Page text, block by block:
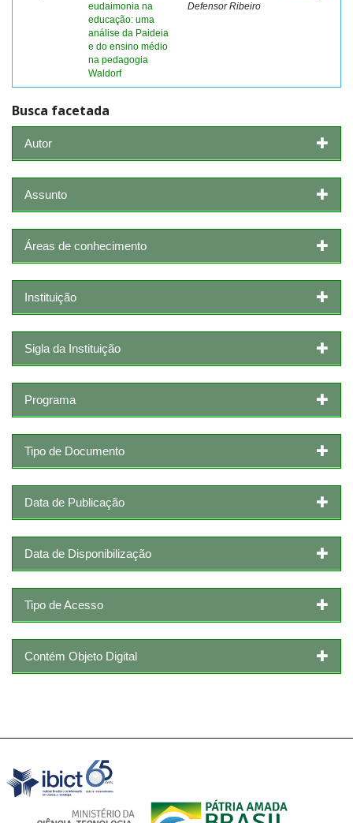
eudaimonia na
educação: uma
análise da Paideia
e do ensino médio
na pedagogia
Waldorf
Defensor Ribeiro
Busca facetada
Autor
Assunto
Áreas de conhecimento
Instituição
Sigla da Instituição
Programa
Tipo de Documento
Data de Publicação
Data de Disponibilização
Tipo de Acesso
Contém Objeto Digital